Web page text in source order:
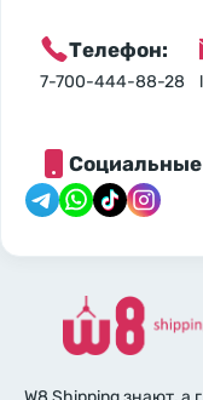
Телефон:
7-700-444-88-28
Социальные